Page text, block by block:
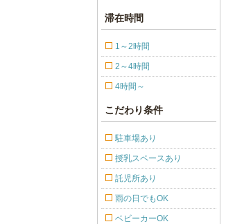
滞在時間
1～2時間
2～4時間
4時間～
こだわり条件
駐車場あり
授乳スペースあり
託児所あり
雨の日でもOK
ベビーカーOK